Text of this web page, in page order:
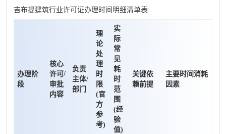
吉布提建筑行业许可证办理时间明细清单表:
办理阶
段
核心
许可/
审批
内容
负责
主体/
部门
理
论
处
理
时
限
(官
方
参
考)
实
际
常
见
耗
时
范
围
(经
验
值)
关键依
赖前提
主要时间消耗
因素